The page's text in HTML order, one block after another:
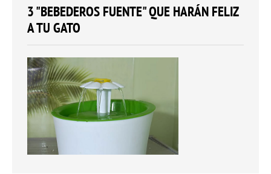
3 "BEBEDEROS FUENTE" QUE HARÁN FELIZ
A TU GATO